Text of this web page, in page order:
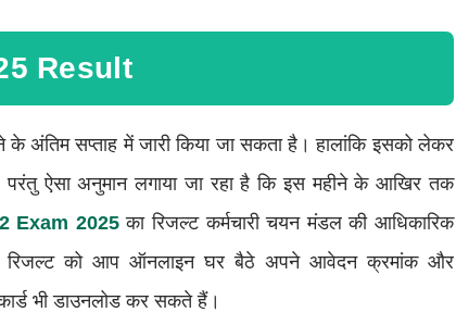
Result
के अंतिम सप्ताह में जारी किया जा सकता है। हालांकि इसको लेकर
परंतु ऐसा अनुमान लगाया जा रहा है कि इस महीने के आखिर तक
Exam 2025का रिजल्ट कर्मचारी चयन मंडल की आधिकारिक
रिजल्ट को आप ऑनलाइन घर बैठे अपने आवेदन क्रमांक और
भी डाउनलोड कर सकते हैं।